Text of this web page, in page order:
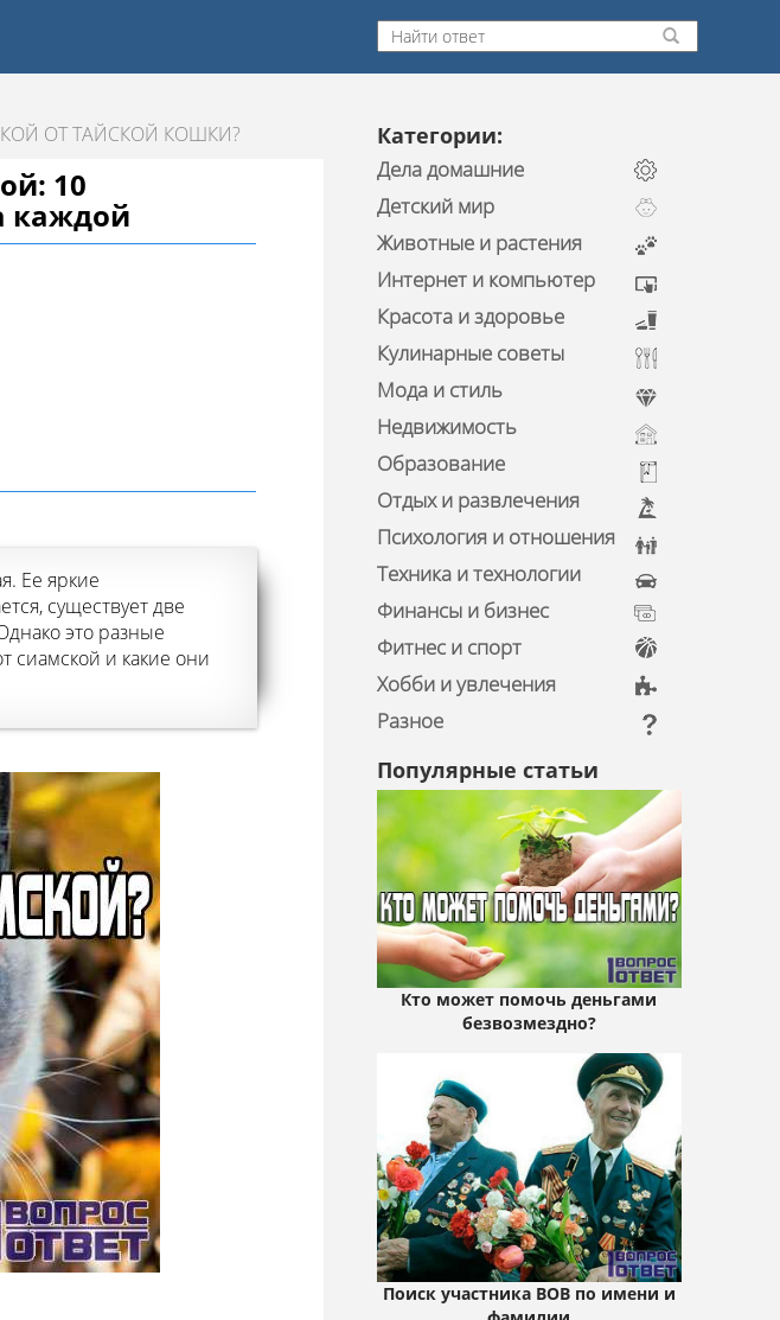
ОТ ТАЙСКОЙ КОШКИ?
10
каждой
Ее яркие
существует две
это разные
сиамской и какие они
Категории:
Дела домашние
Детский мир
Животные и растения
Интернет и компьютер
Красота и здоровье
Кулинарные советы
Мода и стиль
Недвижимость
Образование
Отдых и развлечения
Психология и отношения
Техника и технологии
Финансы и бизнес
Фитнес и спорт
Хобби и увлечения
Разное
Популярные статьи
Кто может помочь деньгами
безвозмездно?
Поиск участника ВОВ по имени и